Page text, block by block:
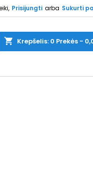
Prisijungti arba Sukurti
shopping_cart Krepšelis: 0 Prekės -